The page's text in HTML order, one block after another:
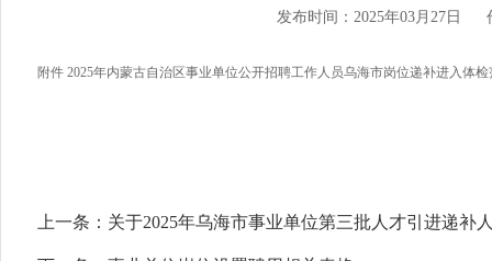
发布时间：2025年03月27日
附件 2025年内蒙古自治区事业单位公开招聘工作人员乌海市岗位递补进入体
上一条： 关于2025年乌海市事业单位第三批人才引进递补